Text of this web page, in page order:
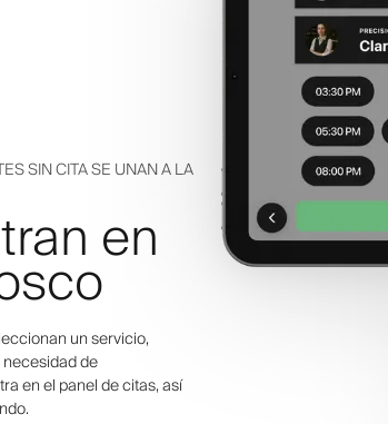
SIN CITA SE UNAN A LA
en
un servicio,
de
en el panel de citas, así